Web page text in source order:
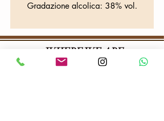
Gradazione alcolica: 38% vol.
WHERE WE ARE